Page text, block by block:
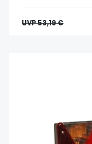
UVP 53,19 €